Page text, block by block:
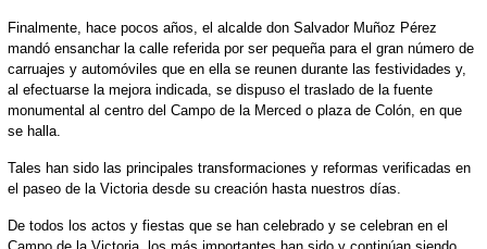
Finalmente, hace pocos años, el alcalde don Salvador Muñoz Pérez
mandó ensanchar la calle referida por ser pequeña para el gran número de
carruajes y automóviles que en ella se reunen durante las festividades y,
al efectuarse la mejora indicada, se dispuso el traslado de la fuente
monumental al centro del Campo de la Merced o plaza de Colón, en que
se halla.
Tales han sido las principales transformaciones y reformas verificadas en
el paseo de la Victoria desde su creación hasta nuestros días.
De todos los actos y fiestas que se han celebrado y se celebran en el